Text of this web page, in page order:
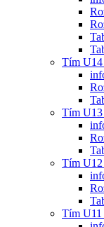
Tím U14
Tím U13
Tím U12
Tím U11